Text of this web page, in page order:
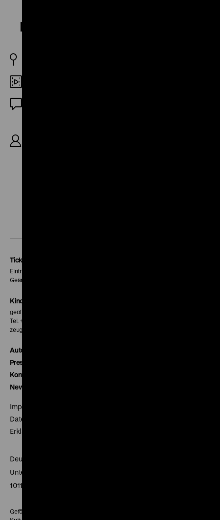
Niagara
Tickets
Eintritt 5 €
Geänderte Preise sind im Programm vermerkt.
Kinokasse
geöffnet 30 Minuten vor Beginn der ersten Vorstellung
Tel. + 49 30 20304-770
zeughauskino@dhm.de
Autor*innen
Presse
Kontakt
Newsletter
Impressum
Datenschutz
Erklärung digitale Barrierefreiheit
Deutsches Historisches Museum
Unter den Linden 2
10117 Berlin
Gefördert mit Mitteln des Beauftragten der Bundesregierung für